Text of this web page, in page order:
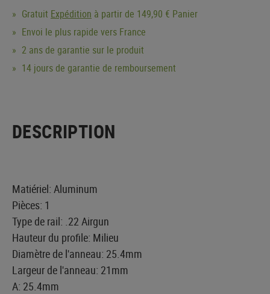
Gratuit Expédition à partir de 149,90 € Panier
Envoi le plus rapide vers France
2 ans de garantie sur le produit
14 jours de garantie de remboursement
DESCRIPTION
Matiériel: Aluminum
Pièces: 1
Type de rail: .22 Airgun
Hauteur du profile: Milieu
Diamètre de l'anneau: 25.4mm
Largeur de l'anneau: 21mm
A: 25.4mm